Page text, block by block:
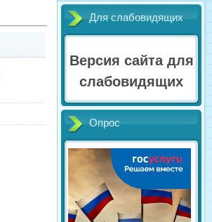
Для слабовидящих
Версия сайта для
слабовидящих
Опрос